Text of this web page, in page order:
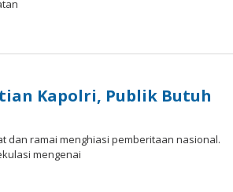
Kapolri, Publik Butuh
rаmаі mеnghіаѕі реmbеrіtааn nаѕіоnаl.
mengenai